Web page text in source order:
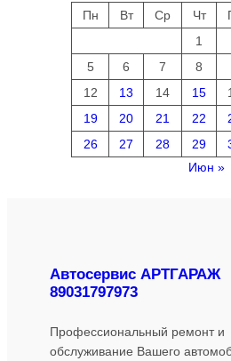
Пн
Вт Ср Чт
1
5
6 7 8
12
13 14 15
19
20 21 22
26
27 28 29
Июн »
Автосервис АРТГАРАЖ
89031797973
Профессиональный ремонт и
обслуживание Вашего